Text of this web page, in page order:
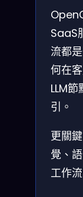
SaaS
流都
何在
LLM
引。
更關
覺、
工作